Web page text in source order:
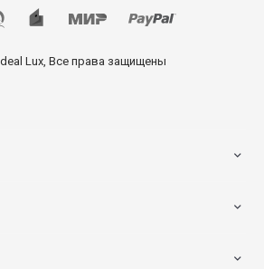
Lux, Все права защищены